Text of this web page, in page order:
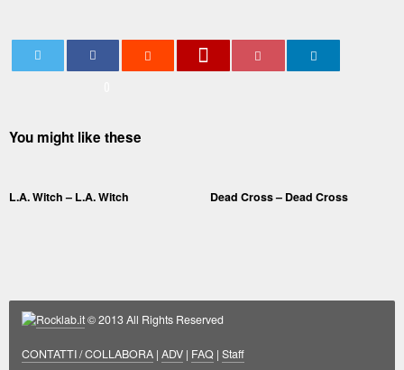
You might like these
L.A. Witch – L.A. Witch Dead Cross – Dead Cross
Rocklab.it© 2013 All Rights Reserved
CONTATTI / COLLABORA |ADV | FAQ |Staff